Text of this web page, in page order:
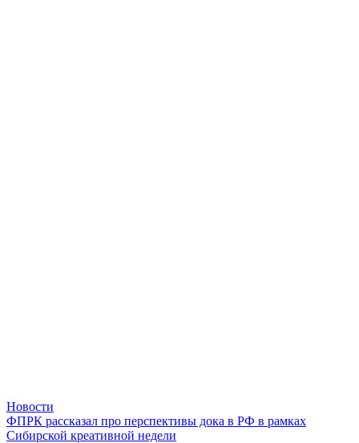
Новости
ФПРК рассказал про перспективы дока в РФ в рамках
Сибирской креативной недели